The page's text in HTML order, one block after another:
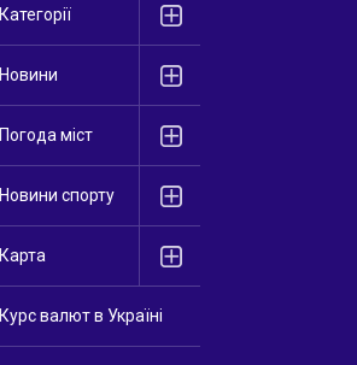
Категорії
Новини
Погода міст
Новини спорту
Карта
Курс валют в Україні